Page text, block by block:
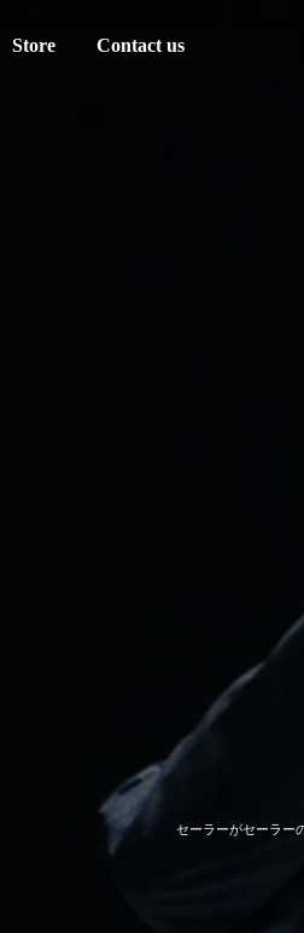
Store Contact us
セーラーがセーラー